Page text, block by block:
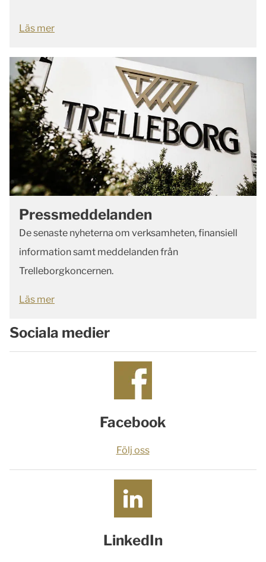
Läs mer
Pressmeddelanden
De senaste nyheterna om verksamheten, finansiell
information samt meddelanden från
Trelleborgkoncernen.
Läs mer
Sociala medier
Facebook
Följ oss
LinkedIn